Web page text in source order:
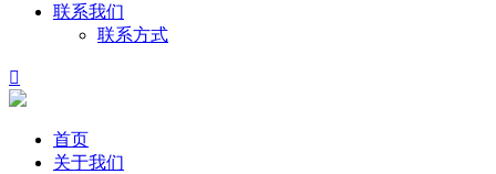
联系我们
联系方式

首页
关于我们